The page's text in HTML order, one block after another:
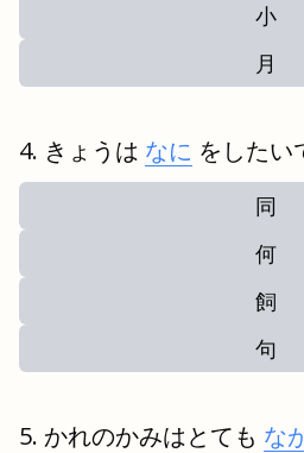
小
月
きょうは なに をしたい
同
何
飼
句
かれのかみはとても な